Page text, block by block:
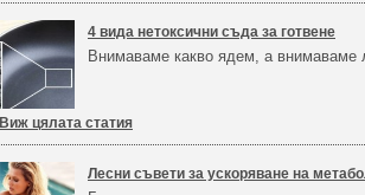
4 вида нетоксични съда за готвене
Внимаваме какво ядем, а внимаваме
Виж цялата статия
Лесни съвети за ускоряване на